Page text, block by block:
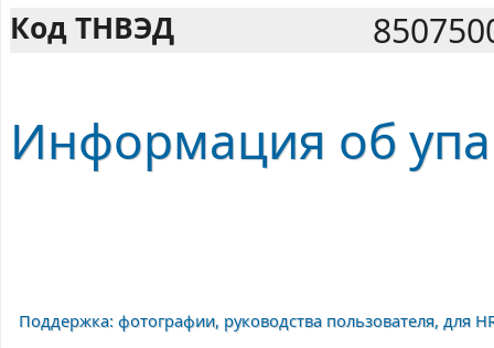
Код ТНВЭД
Информация об
Поддержка: фотографии, руководства пользователя, для